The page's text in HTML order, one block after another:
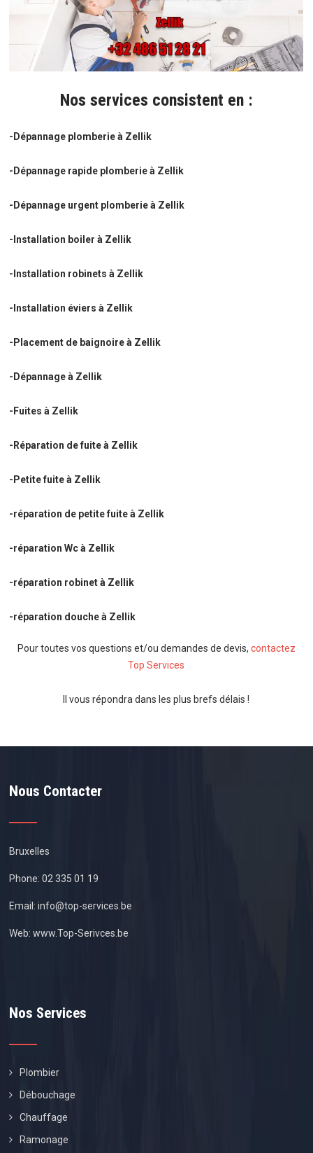
Nos services consistent en :
-Dépannage plomberie à Zellik
-Dépannage rapide plomberie à Zellik
-Dépannage urgent plomberie à Zellik
-Installation boiler à Zellik
-Installation robinets à Zellik
-Installation éviers à Zellik
-Placement de baignoire à Zellik
-Dépannage à Zellik
-Fuites à Zellik
-Réparation de fuite à Zellik
-Petite fuite à Zellik
-réparation de petite fuite à Zellik
-réparation Wc à Zellik
-réparation robinet à Zellik
-réparation douche à Zellik
Pour toutes vos questions et/ou demandes de devis, contactez
Top Services
Il vous répondra dans les plus brefs délais !
Nous Contacter
Bruxelles
Phone:02 335 01 19
Email:info@top-services.be
Web:www.Top-Serivces.be
Nos Services
Plombier
Débouchage
Chauffage
Ramonage